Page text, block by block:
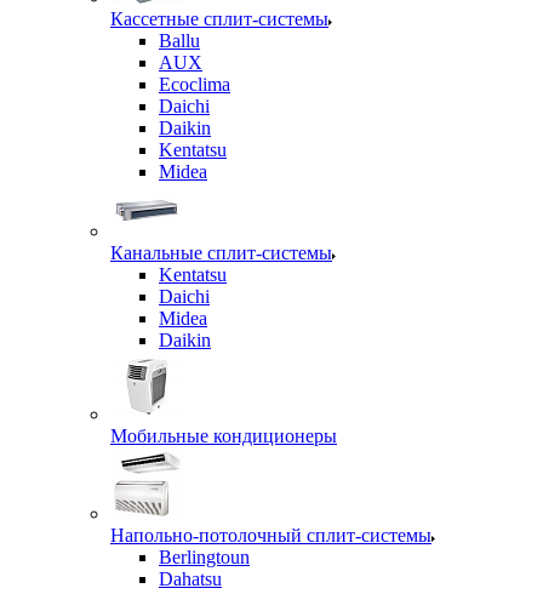
Кассетные сплит-системы
Ballu
AUX
Ecoclima
Daichi
Daikin
Kentatsu
Midea
Канальные сплит-системы
Kentatsu
Daichi
Midea
Daikin
Мобильные кондиционеры
Напольно-потолочный сплит-системы
Berlingtoun
Dahatsu